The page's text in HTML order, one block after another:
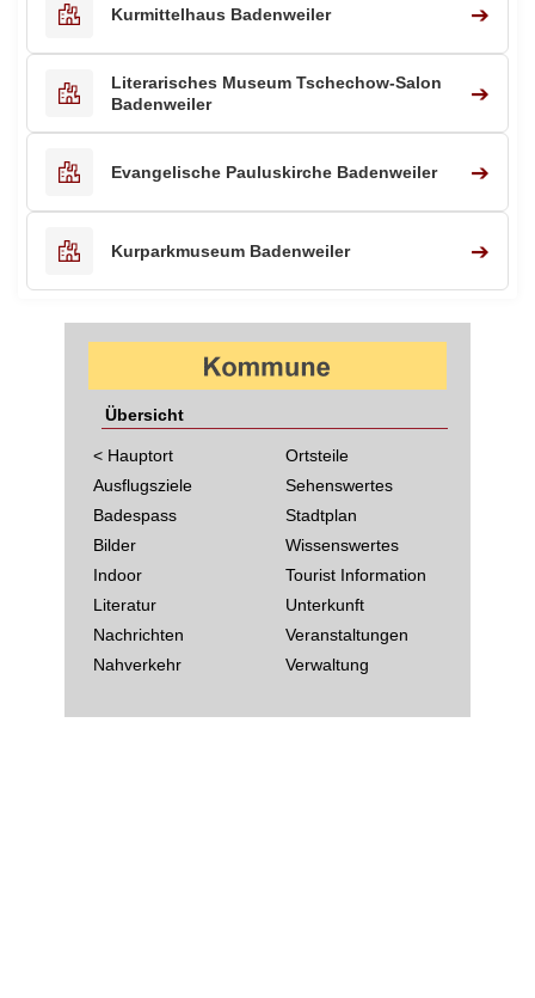
Kurmittelhaus Badenweiler ➔
Literarisches Museum Tschechow-Salon
Badenweiler
➔
Evangelische Pauluskirche Badenweiler ➔
Kurparkmuseum Badenweiler ➔
Übersicht
< Hauptort
Ausflugsziele
Badespass
Bilder
Indoor
Literatur
Nachrichten
Nahverkehr
Ortsteile
Sehenswertes
Stadtplan
Wissenswertes
Tourist Information
Unterkunft
Veranstaltungen
Verwaltung